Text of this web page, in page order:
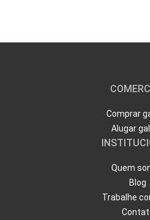
Comprar
Alugar
Quem
Blog
Trabalhe